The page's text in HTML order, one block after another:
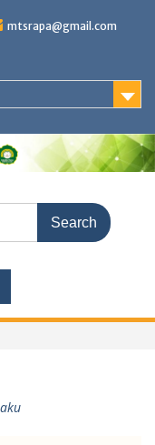
mtsrapa@gmail.com